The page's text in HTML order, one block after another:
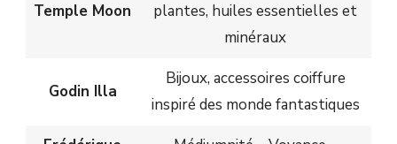
Temple Moon
plantes, huiles essentielles et
minéraux
Godin Illa
Bijoux, accessoires coiffure
inspiré des monde fantastiques